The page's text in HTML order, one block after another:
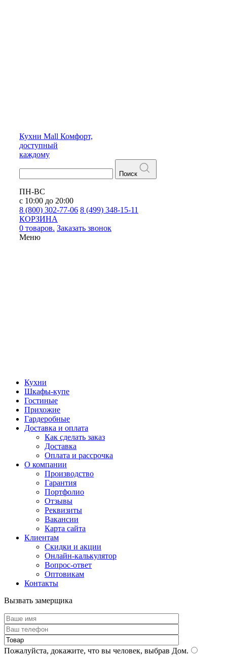
Кухни Mall Комфорт,
доступный
каждому
Поиск
ПН-ВС
с 10:00 до 20:00
8 (800) 302-77-06 8 (499) 348-15-11
КОРЗИНА
0 товаров. Заказать звонок
Меню
Кухни
Шкафы-купе
Гостиные
Прихожие
Гардеробные
Доставка и оплата
Как сделать заказ
Доставка
Оплата и рассрочка
О компании
Производство
Гарантия
Портфолио
Отзывы
Реквизиты
Вакансии
Карта сайта
Клиентам
Скидки и акции
Онлайн-калькулятор
Вопрос-ответ
Оптовикам
Контакты
Вызвать замерщика
Пожалуйста, докажите, что вы человек, выбрав Дом.